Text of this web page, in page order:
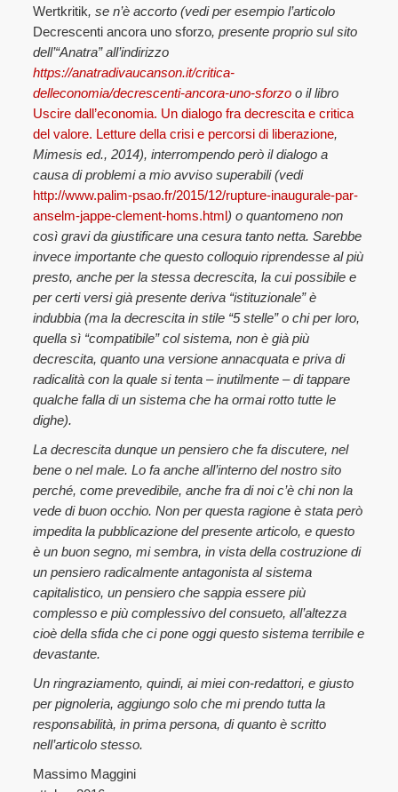
Wertkritik, se n’è accorto (vedi per esempio l’articolo
Decrescenti ancora uno sforzo, presente proprio sul sito
dell’“Anatra” all’indirizzo
https://anatradivaucanson.it/critica-
delleconomia/decrescenti-ancora-uno-sforzo o il libro
Uscire dall’economia. Un dialogo fra decrescita e critica
del valore. Letture della crisi e percorsi di liberazione,
Mimesis ed., 2014), interrompendo però il dialogo a
causa di problemi a mio avviso superabili (vedi
http://www.palim-psao.fr/2015/12/rupture-inaugurale-par-
anselm-jappe-clement-homs.html) o quantomeno non
così gravi da giustificare una cesura tanto netta. Sarebbe
invece importante che questo colloquio riprendesse al più
presto, anche per la stessa decrescita, la cui possibile e
per certi versi già presente deriva “istituzionale” è
indubbia (ma la decrescita in stile “5 stelle” o chi per loro,
quella sì “compatibile” col sistema, non è già più
decrescita, quanto una versione annacquata e priva di
radicalità con la quale si tenta – inutilmente – di tappare
qualche falla di un sistema che ha ormai rotto tutte le
dighe).
La decrescita dunque un pensiero che fa discutere, nel
bene o nel male. Lo fa anche all’interno del nostro sito
perché, come prevedibile, anche fra di noi c’è chi non la
vede di buon occhio. Non per questa ragione è stata però
impedita la pubblicazione del presente articolo, e questo
è un buon segno, mi sembra, in vista della costruzione di
un pensiero radicalmente antagonista al sistema
capitalistico, un pensiero che sappia essere più
complesso e più complessivo del consueto, all’altezza
cioè della sfida che ci pone oggi questo sistema terribile e
devastante.
Un ringraziamento, quindi, ai miei con-redattori, e giusto
per pignoleria, aggiungo solo che mi prendo tutta la
responsabilità, in prima persona, di quanto è scritto
nell’articolo stesso.
Massimo Maggini